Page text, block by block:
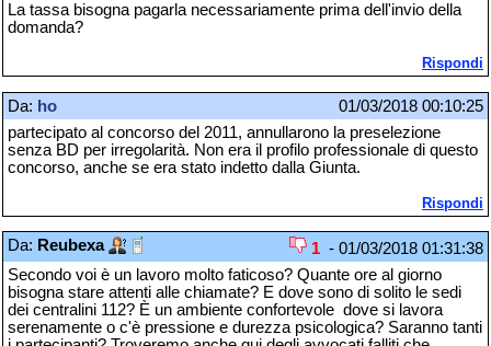
La tassa bisogna pagarla necessariamente prima dell'invio della
domanda?
Rispondi
Da: ho
01/03/2018 00:10:25
partecipato al concorso del 2011, annullarono la preselezione
senza BD per irregolarità. Non era il profilo professionale di questo
concorso, anche se era stato indetto dalla Giunta.
Rispondi
Da: Reubexa 1 - 01/03/2018 01:31:38
Secondo voi è un lavoro molto faticoso? Quante ore al giorno
bisogna stare attenti alle chiamate? E dove sono di solito le sedi
dei centralini 112? È un ambiente confortevole dove si lavora
serenamente o c'è pressione e durezza psicologica? Saranno tanti